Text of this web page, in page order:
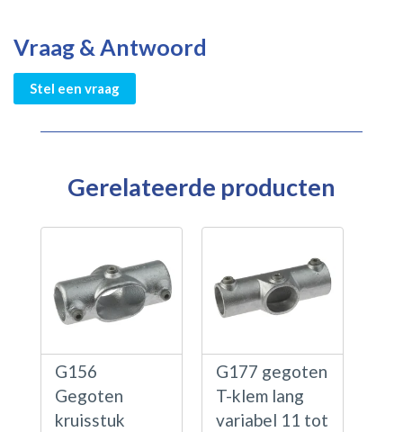
Vraag & Antwoord
Stel een vraag
Gerelateerde producten
G156
Gegoten
kruisstuk
G177 gegoten
T-klem lang
variabel 11 tot